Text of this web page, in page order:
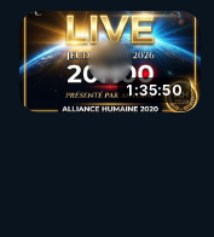
1:35:50